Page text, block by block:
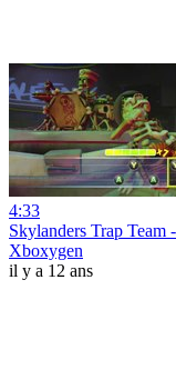
4:33
Skylanders Trap Team
Xboxygen
il y a 12 ans